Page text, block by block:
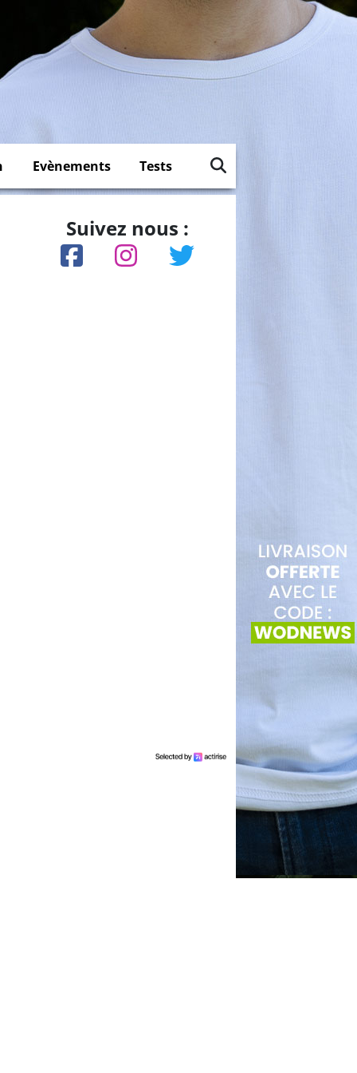
Evènements Tests
Suivez nous :